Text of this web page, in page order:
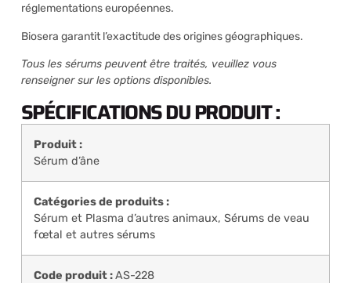
réglementations européennes.
Biosera garantit l’exactitude des origines géographiques.
Tous les sérums peuvent être traités, veuillez vous
renseigner sur les options disponibles.
SPÉCIFICATIONS DU PRODUIT :
Produit :
Sérum d’âne
Catégories de produits :
Sérum et Plasma d’autres animaux, Sérums de veau
fœtal et autres sérums
Code produit :AS-228